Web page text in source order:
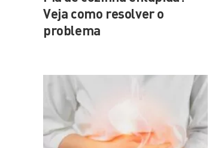
Veja como resolver o
problema